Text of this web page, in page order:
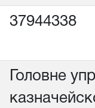
37944338
Головне